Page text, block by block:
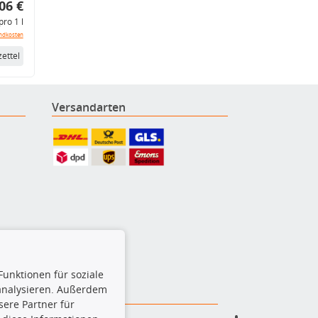
€
1 l
Versandarten
für soziale
Außerdem
Partner für